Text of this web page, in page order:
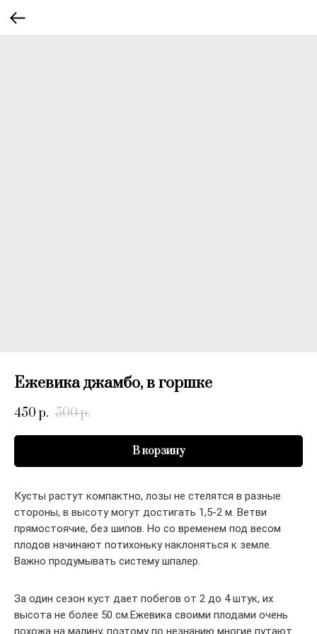
Ежевика джамбо, в горшке
450 р. 500р.
В корзину
Кусты растут компактно, лозы не стелятся в разные
стороны, в высоту могут достигать 1,5-2 м. Ветви
прямостоячие, без шипов. Но со временем под весом
плодов начинают потихоньку наклоняться к земле.
Важно продумывать систему шпалер.
За один сезон куст дает побегов от 2 до 4 штук, их
высота не более 50 см.Ежевика своими плодами очень
похожа на малину, поэтому по незнанию многие путают